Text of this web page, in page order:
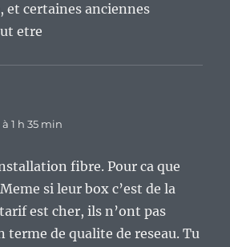
et certaines anciennes
etre
1 h 35 min
fibre. Pour ca que
si leur box c’est de la
est cher, ils n’ont pas
terme de qualite de reseau. Tu